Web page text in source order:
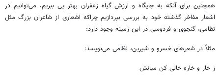
همچنین برای آنکه به جایگاه و ارزش گیاه زعفران بهتر پی ببریم، می‌توانیم در
اشعار مفاخر گذشته خود به بررسی بپردازیم چراکه اشعاری از شاعران بزرگ مثل
نظامی، گنجوی و فردوسی در این زمینه وجود دارد:
مثلاً در شعرهای خسرو و شیرین، نظامی می‌نویسد:
ز خار و خاره خالی کن میانش